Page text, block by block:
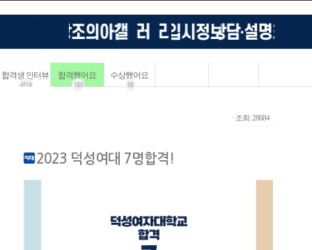
합격생 인터뷰
4114
합격했어요
183
수상했어요
68
ㆍ조회: 28684
2023 덕성여대 7명합격!